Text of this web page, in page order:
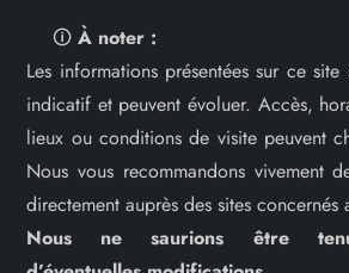
🛈À noter :
Les informations présentées sur ce
indicatif et peuvent évoluer. Accès,
lieux ou conditions de visite peuvent
Nous vous recommandons vivement
directement auprès des sites concernés
Nous ne saurions être